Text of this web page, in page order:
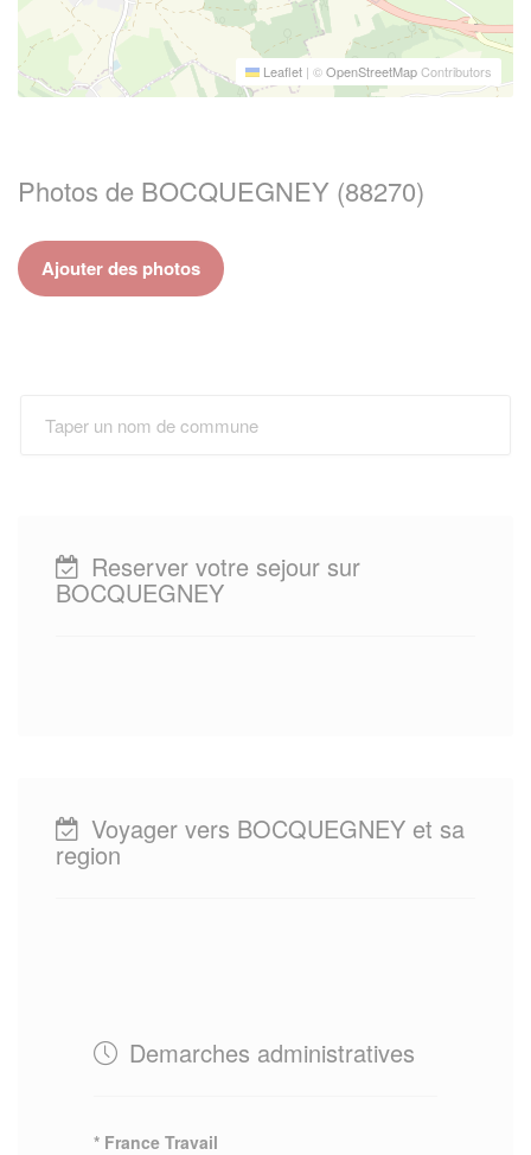
Leaflet | ©OpenStreetMapContributors
Photos de BOCQUEGNEY (88270)
Ajouter des photos
Reserver votre sejour sur
BOCQUEGNEY
Voyager vers BOCQUEGNEY et sa
region
Demarches administratives
* France Travail